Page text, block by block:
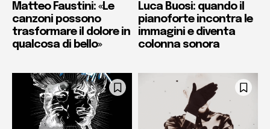
Matteo Faustini: «Le
canzoni possono
trasformare il dolore in
qualcosa di bello»
Luca Buosi: quando il
pianoforte incontra le
immagini e diventa
colonna sonora